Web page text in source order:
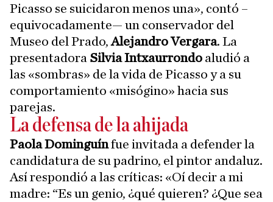
Picasso se suicidaron menos una», contó –
equivocadamente— un conservador del
Museo del Prado,Alejandro Vergara. La
presentadora Silvia Intxaurrondo aludió a
las «sombras» de la vida de Picasso y a su
comportamiento «misógino» hacia sus
parejas.
La defensa de la ahijada
Paola Dominguínfue invitada a defender la
candidatura de su padrino, el pintor andaluz.
Así respondió a las críticas: «Oí decir a mi
madre: “Es un genio, ¿qué quieren? ¿Que sea